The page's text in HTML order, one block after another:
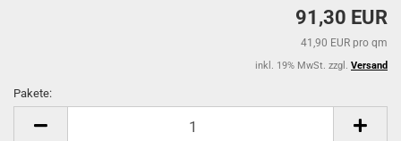
91,30 EUR
41,90 EUR pro qm
inkl. 19% MwSt. zzgl. Versand
Pakete: